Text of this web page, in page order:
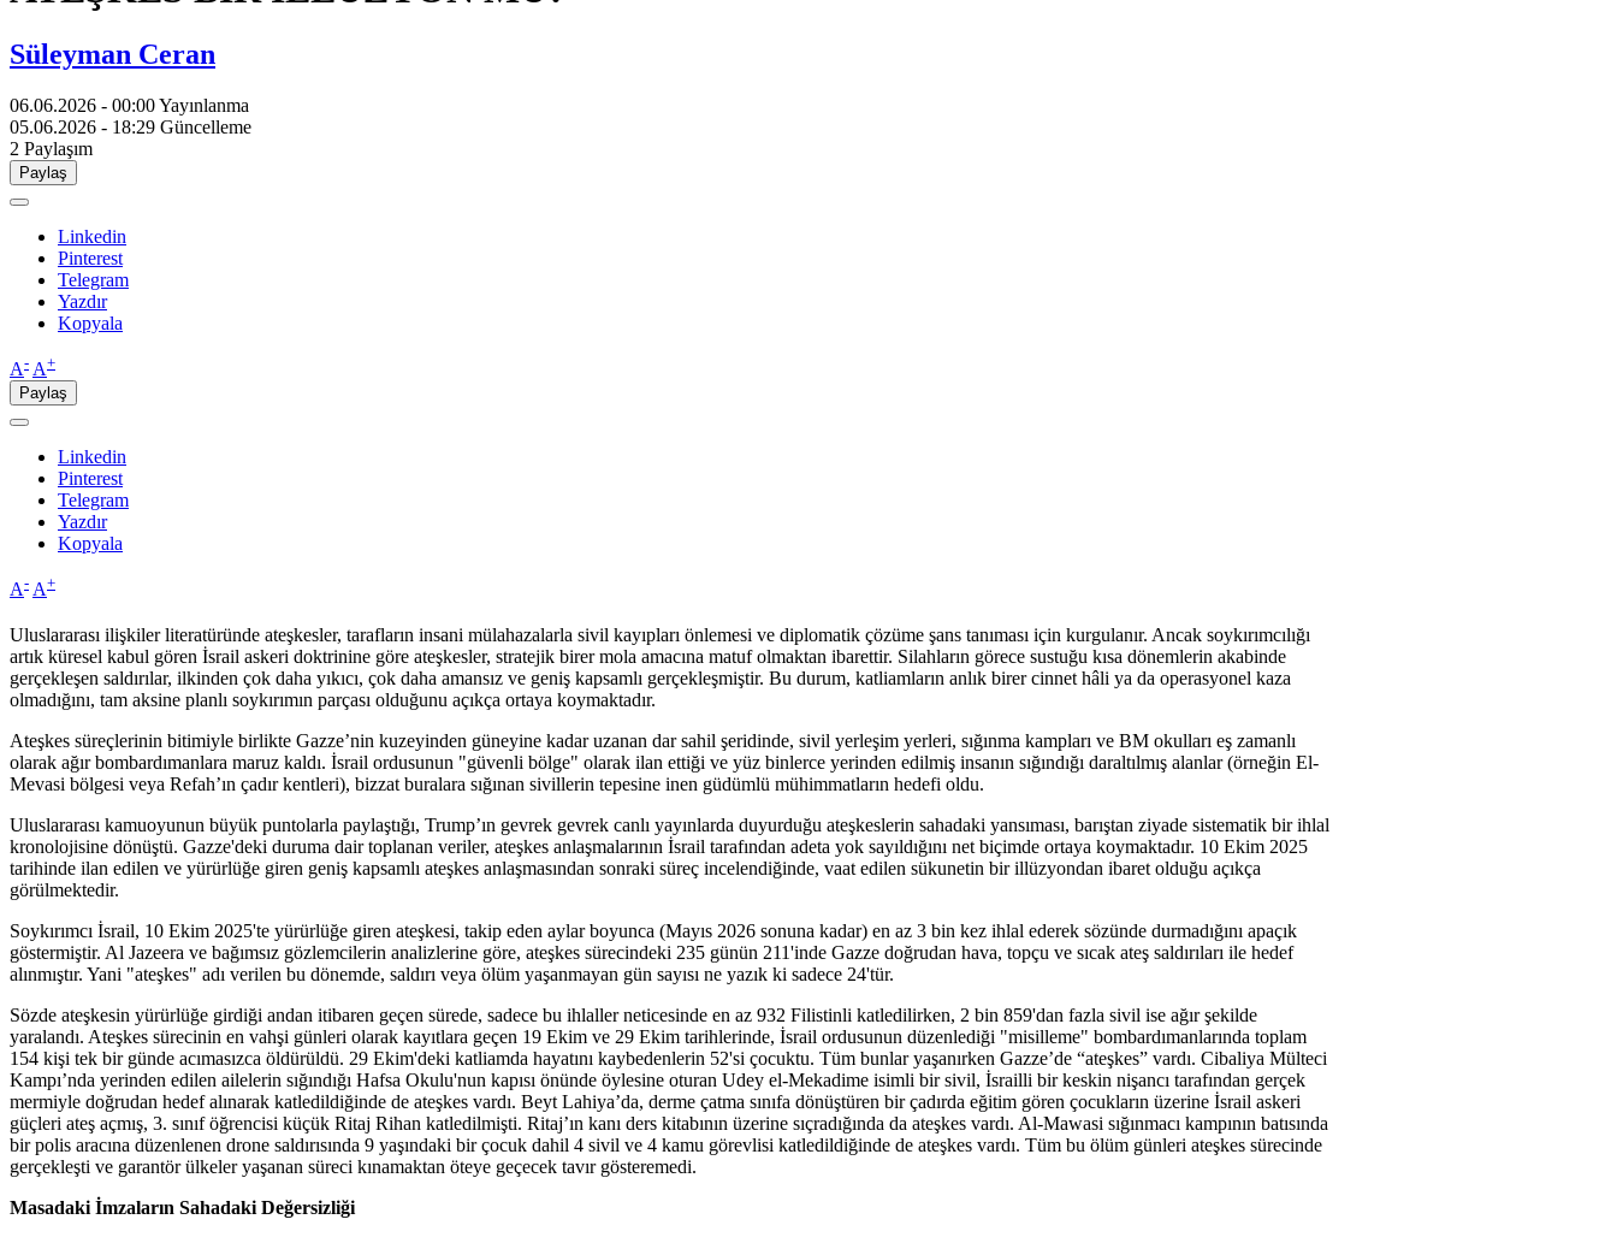
Süleyman Ceran
06.06.2026 - 00:00Yayınlanma
05.06.2026 - 18:29 Güncelleme
2 Paylaşım
Paylaş
Linkedin
Pinterest
Telegram
Yazdır
Kopyala
A- A+
Paylaş
Linkedin
Pinterest
Telegram
Yazdır
Kopyala
A- A+
Uluslararası ilişkiler literatüründe ateşkesler, tarafların insani mülahazalarla sivil kayıpları önlemesi ve diplomatik çözüme şans tanıması için kurgulanır. Ancak soykırımcılığı
artık küresel kabul gören İsrail askeri doktrinine göre ateşkesler, stratejik birer mola amacına matuf olmaktan ibarettir. Silahların görece sustuğu kısa dönemlerin akabinde
gerçekleşen saldırılar, ilkinden çok daha yıkıcı, çok daha amansız ve geniş kapsamlı gerçekleşmiştir. Bu durum, katliamların anlık birer cinnet hâli ya da operasyonel kaza
olmadığını, tam aksine planlı soykırımın parçası olduğunu açıkça ortaya koymaktadır.
Ateşkes süreçlerinin bitimiyle birlikte Gazze’nin kuzeyinden güneyine kadar uzanan dar sahil şeridinde, sivil yerleşim yerleri, sığınma kampları ve BM okulları eş zamanlı
olarak ağır bombardımanlara maruz kaldı. İsrail ordusunun "güvenli bölge" olarak ilan ettiği ve yüz binlerce yerinden edilmiş insanın sığındığı daraltılmış alanlar (örneğin El-
Mevasi bölgesi veya Refah’ın çadır kentleri), bizzat buralara sığınan sivillerin tepesine inen güdümlü mühimmatların hedefi oldu.
Uluslararası kamuoyunun büyük puntolarla paylaştığı, Trump’ın gevrek gevrek canlı yayınlarda duyurduğu ateşkeslerin sahadaki yansıması, barıştan ziyade sistematik bir ihlal
kronolojisine dönüştü. Gazze'deki duruma dair toplanan veriler, ateşkes anlaşmalarının İsrail tarafından adeta yok sayıldığını net biçimde ortaya koymaktadır. 10 Ekim 2025
tarihinde ilan edilen ve yürürlüğe giren geniş kapsamlı ateşkes anlaşmasından sonraki süreç incelendiğinde, vaat edilen sükunetin bir illüzyondan ibaret olduğu açıkça
görülmektedir.
Soykırımcı İsrail, 10 Ekim 2025'te yürürlüğe giren ateşkesi, takip eden aylar boyunca (Mayıs 2026 sonuna kadar) en az 3 bin kez ihlal ederek sözünde durmadığını apaçık
göstermiştir. Al Jazeera ve bağımsız gözlemcilerin analizlerine göre, ateşkes sürecindeki 235 günün 211'inde Gazze doğrudan hava, topçu ve sıcak ateş saldırıları ile hedef
alınmıştır. Yani "ateşkes" adı verilen bu dönemde, saldırı veya ölüm yaşanmayan gün sayısı ne yazık ki sadece 24'tür.
Sözde ateşkesin yürürlüğe girdiği andan itibaren geçen sürede, sadece bu ihlaller neticesinde en az 932 Filistinli katledilirken, 2 bin 859'dan fazla sivil ise ağır şekilde
yaralandı. Ateşkes sürecinin en vahşi günleri olarak kayıtlara geçen 19 Ekim ve 29 Ekim tarihlerinde, İsrail ordusunun düzenlediği "misilleme" bombardımanlarında toplam
154 kişi tek bir günde acımasızca öldürüldü. 29 Ekim'deki katliamda hayatını kaybedenlerin 52'si çocuktu. Tüm bunlar yaşanırken Gazze’de “ateşkes” vardı. Cibaliya Mülteci
Kampı’nda yerinden edilen ailelerin sığındığı Hafsa Okulu'nun kapısı önünde öylesine oturan Udey el-Mekadime isimli bir sivil, İsrailli bir keskin nişancı tarafından gerçek
mermiyle doğrudan hedef alınarak katledildiğinde de ateşkes vardı. Beyt Lahiya’da, derme çatma sınıfa dönüştüren bir çadırda eğitim gören çocukların üzerine İsrail askeri
güçleri ateş açmış, 3. sınıf öğrencisi küçük Ritaj Rihan katledilmişti. Ritaj’ın kanı ders kitabının üzerine sıçradığında da ateşkes vardı. Al-Mawasi sığınmacı kampının batısında
bir polis aracına düzenlenen drone saldırısında 9 yaşındaki bir çocuk dahil 4 sivil ve 4 kamu görevlisi katledildiğinde de ateşkes vardı. Tüm bu ölüm günleri ateşkes sürecinde
gerçekleşti ve garantör ülkeler yaşanan süreci kınamaktan öteye geçecek tavır gösteremedi.
Masadaki İmzaların Sahadaki Değersizliği